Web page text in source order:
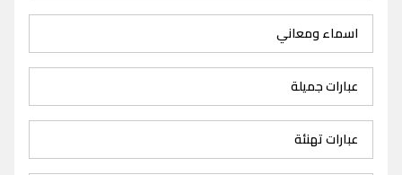
اسماء ومعاني
عبارات جميلة
عبارات تهنئة